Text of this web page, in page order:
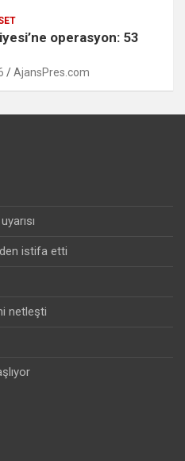
operasyon: 53
AjansPres.com
istifa etti
netleşti